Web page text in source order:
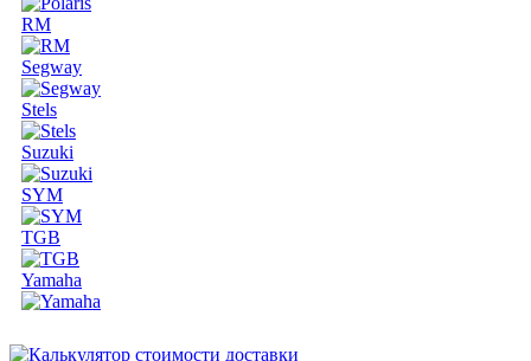
RM
Segway
Stels
Suzuki
SYM
TGB
Yamaha